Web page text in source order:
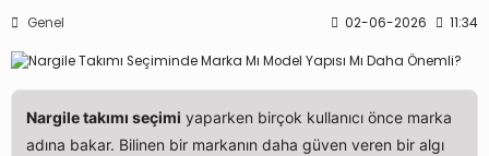
Genel 02-06-2026 11:34
Nargile takımı seçimi yaparken birçok kullanıcı önce marka
adına bakar. Bilinen bir markanın daha güven veren bir algı